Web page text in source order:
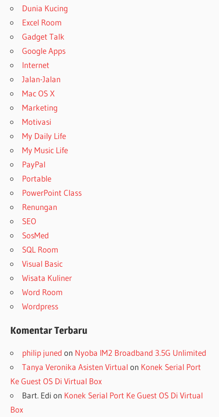
Dunia Kucing
Excel Room
Gadget Talk
Google Apps
Internet
Jalan-Jalan
Mac OS X
Marketing
Motivasi
My Daily Life
My Music Life
PayPal
Portable
PowerPoint Class
Renungan
SEO
SosMed
SQL Room
Visual Basic
Wisata Kuliner
Word Room
Wordpress
Komentar Terbaru
philip juned on Nyoba IM2 Broadband 3.5G Unlimited
Tanya Veronika Asisten Virtual on Konek Serial Port
Ke Guest OS Di Virtual Box
Bart. Edi on Konek Serial Port Ke Guest OS Di Virtual
Box